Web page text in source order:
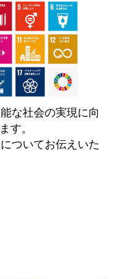
な社会の実現に向
す。
ついてお伝えいた